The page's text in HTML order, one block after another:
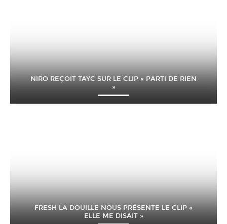
NIRO REÇOIT TAYC SUR LE CLIP « PARTI DE RIEN
»
FRESH LA DOUILLE NOUS PRÉSENTE LE CLIP «
ELLE ME DISAIT »